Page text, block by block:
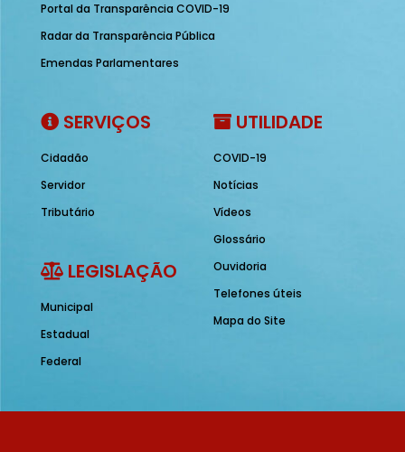
Portal da Transparência COVID-19
Radar da Transparência Pública
Emendas Parlamentares
SERVIÇOS
Cidadão
Servidor
Tributário
LEGISLAÇÃO
Municipal
Estadual
Federal
UTILIDADE
COVID-19
Notícias
Vídeos
Glossário
Ouvidoria
Telefones úteis
Mapa do Site